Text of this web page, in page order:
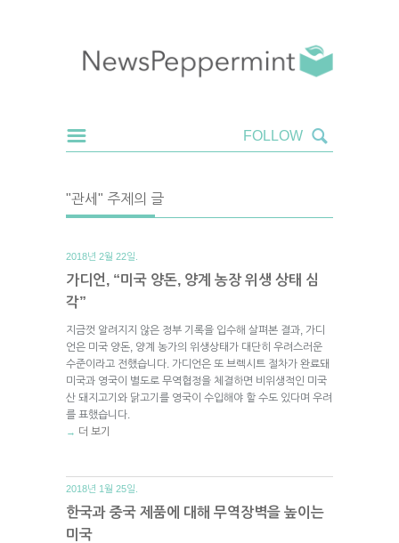
"관세" 주제의 글
2018년 2월 22일.
가디언, “미국 양돈, 양계 농장 위생 상태 심
각”
지금껏 알려지지 않은 정부 기록을 입수해 살펴본 결과, 가디
언은 미국 양돈, 양계 농가의 위생상태가 대단히 우려스러운
수준이라고 전했습니다. 가디언은 또 브렉시트 절차가 완료돼
미국과 영국이 별도로 무역협정을 체결하면 비위생적인 미국
산 돼지고기와 닭고기를 영국이 수입해야 할 수도 있다며 우려
를 표했습니다.
→ 더 보기
2018년 1월 25일.
한국과 중국 제품에 대해 무역장벽을 높이는
미국